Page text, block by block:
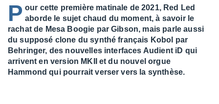
P our cette première matinale de 2021, Red Led
aborde le sujet chaud du moment, à savoir le
rachat de Mesa Boogie par Gibson, mais parle aussi
du supposé clone du synthé français Kobol par
Behringer, des nouvelles interfaces Audient iD qui
arrivent en version MKII et du nouvel orgue
Hammond qui pourrait verser vers la synthèse.